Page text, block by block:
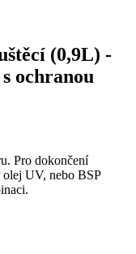
(0,9L) -
ochranou
Pro dokončení
olej UV, nebo BSP